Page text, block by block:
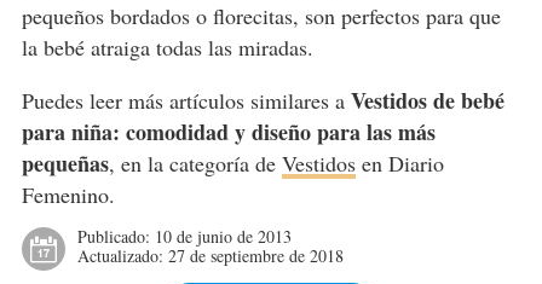
pequeños bordados o florecitas, son perfectos para que
la bebé atraiga todas las miradas.
Puedes leer más artículos similares a Vestidos de bebé
para niña: comodidad y diseño para las más
pequeñas, en la categoría de Vestidosen Diario
Femenino.
Publicado: 10 de junio de 2013
Actualizado: 27 de septiembre de 2018